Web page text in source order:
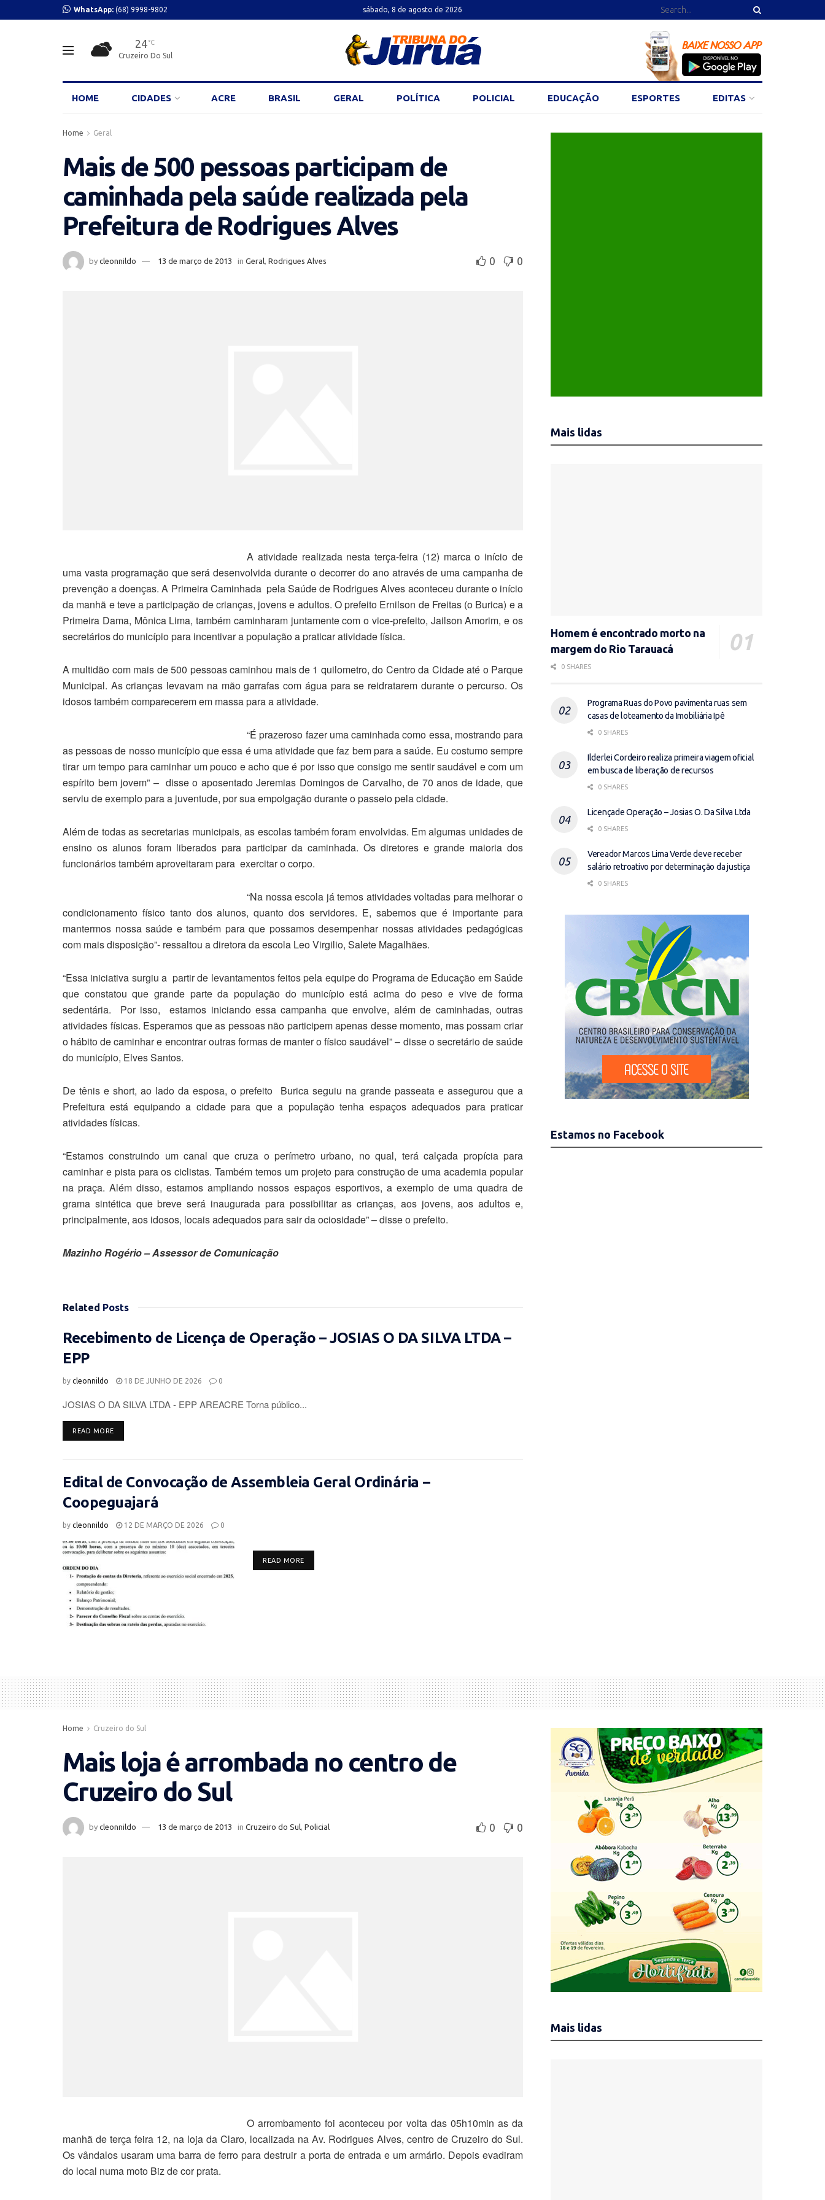
WhatsApp: (68) 9998-9802 sábado, 8 de agosto de 2026
24 °C
Cruzeiro Do Sul
HOME CIDADES ACRE BRASIL GERAL POLÍTICA POLICIAL EDUCAÇÃO ESPORTES EDITAS
Home Geral
Mais de 500 pessoas participam de
caminhada pela saúde realizada pela
Prefeitura de Rodrigues Alves
by cleonnildo 13 de março de 2013 in Geral Rodrigues Alves 0 0
A atividade realizada nesta terça-feira (12) marca o início de
uma vasta programação que será desenvolvida durante o decorrer do ano através de uma campanha de
prevenção a doenças. A Primeira Caminhada pela Saúde de Rodrigues Alves aconteceu durante o início
da manhã e teve a participação de crianças, jovens e adultos. O prefeito Ernilson de Freitas (o Burica) e a
Primeira Dama, Mônica Lima, também caminharam juntamente com o vice-prefeito, Jailson Amorim, e os
secretários do município para incentivar a população a praticar atividade física.
A multidão com mais de 500 pessoas caminhou mais de 1 quilometro, do Centro da Cidade até o Parque
Municipal. As crianças levavam na mão garrafas com água para se reidratarem durante o percurso. Os
idosos também comparecerem em massa para a atividade.
“É prazeroso fazer uma caminhada como essa, mostrando para
as pessoas de nosso município que essa é uma atividade que faz bem para a saúde. Eu costumo sempre
tirar um tempo para caminhar um pouco e acho que é por isso que consigo me sentir saudável e com um
espírito bem jovem” – disse o aposentado Jeremias Domingos de Carvalho, de 70 anos de idade, que
serviu de exemplo para a juventude, por sua empolgação durante o passeio pela cidade.
Além de todas as secretarias municipais, as escolas também foram envolvidas. Em algumas unidades de
ensino os alunos foram liberados para participar da caminhada. Os diretores e grande maioria dos
funcionários também aproveitaram para exercitar o corpo.
“Na nossa escola já temos atividades voltadas para melhorar o
condicionamento físico tanto dos alunos, quanto dos servidores. E, sabemos que é importante para
mantermos nossa saúde e também para que possamos desempenhar nossas atividades pedagógicas
com mais disposição”- ressaltou a diretora da escola Leo Virgilio, Salete Magalhães.
“Essa iniciativa surgiu a partir de levantamentos feitos pela equipe do Programa de Educação em Saúde
que constatou que grande parte da população do município está acima do peso e vive de forma
sedentária. Por isso, estamos iniciando essa campanha que envolve, além de caminhadas, outras
atividades físicas. Esperamos que as pessoas não participem apenas desse momento, mas possam criar
o hábito de caminhar e encontrar outras formas de manter o físico saudável” – disse o secretário de saúde
do município, Elves Santos.
De tênis e short, ao lado da esposa, o prefeito Burica seguiu na grande passeata e assegurou que a
Prefeitura está equipando a cidade para que a população tenha espaços adequados para praticar
atividades físicas.
“Estamos construindo um canal que cruza o perímetro urbano, no qual, terá calçada propícia para
caminhar e pista para os ciclistas. Também temos um projeto para construção de uma academia popular
na praça. Além disso, estamos ampliando nossos espaços esportivos, a exemplo de uma quadra de
grama sintética que breve será inaugurada para possibilitar as crianças, aos jovens, aos adultos e,
principalmente, aos idosos, locais adequados para sair da ociosidade” – disse o prefeito.
Mazinho Rogério – Assessor de Comunicação
Related Posts
Recebimento de Licença de Operação – JOSIAS O DA SILVA LTDA –
EPP
by cleonnildo 18 DE JUNHO DE 2026 0
JOSIAS O DA SILVA LTDA - EPP AREACRE Torna público...
READ MOREDETAILS
Edital de Convocação de Assembleia Geral Ordinária –
Coopeguajará
by cleonnildo 12 DE MARÇO DE 2026 0
READ MOREDETAILS
Mais lidas
Homem é encontrado morto na
margem do Rio Tarauacá
0 SHARES
Programa Ruas do Povo pavimenta ruas sem
casas de loteamento da Imobiliária Ipê
0 SHARES
Ilderlei Cordeiro realiza primeira viagem oficial
em busca de liberação de recursos
0 SHARES
Licençade Operação – Josias O. Da Silva Ltda
0 SHARES
Vereador Marcos Lima Verde deve receber
salário retroativo por determinação da justiça
0 SHARES
Estamos no Facebook
Home Cruzeiro do Sul
Mais loja é arrombada no centro de
Cruzeiro do Sul
by cleonnildo 13 de março de 2013 in Cruzeiro do Sul, Policial 0 0
O arrombamento foi aconteceu por volta das 05h10min as da
manhã de terça feira 12, na loja da Claro, localizada na Av. Rodrigues Alves, centro de Cruzeiro do Sul.
Os vândalos usaram uma barra de ferro para destruir a porta de entrada e um armário. Depois evadiram
do local numa moto Biz de cor prata.
Mais lidas